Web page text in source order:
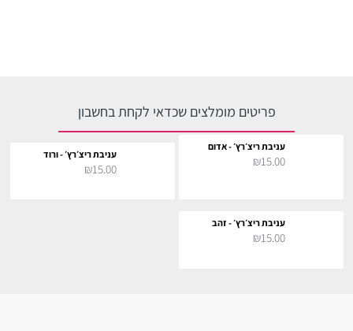
פריטים מומלצים שכדאי לקחת בחשבון
עניבת ריצ׳רץ׳ - אדום
₪15.00 עניבת ריצ׳רץ׳ - ורוד
₪15.00
עניבת ריצ׳רץ׳ - זהב
₪15.00